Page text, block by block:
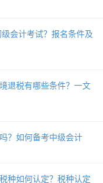
会计考试？报名条件及
退税有哪些条件？一文
？如何备考中级会计
种如何认定？税种认定